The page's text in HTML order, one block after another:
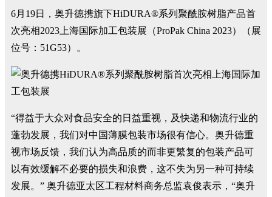
6月19日，奥升德携旗下HiDURA®系列聚酰胺树脂产品首
次亮相2023上海国际加工包装展（ProPak China 2023）（展
位号：51G53）。
“得益于大众对食品安全的日益重视，及快递和物流行业的
蓬勃发展，我们对中国薄膜包装市场很有信心。奥升德重
视市场反馈，我们认为高品质的而非更繁复的包装产品可
以有效缓解不必要的损失和浪费，这不失为另一种可持续
发展。” 奥升德亚太区工程材料商务总监袁俊表示，“奥升